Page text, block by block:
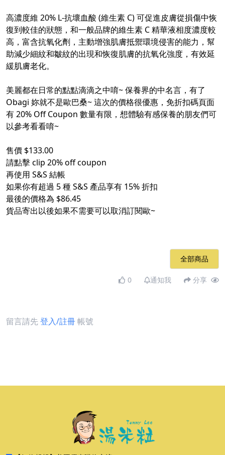
高濃度維 20% L-抗壞血酸 (維生素 C) 可促進皮膚從損傷中恢
復到較佳的狀態，和一般品牌的維生素 C 精華液相度濃度較
高，富含抗氧化劑，主動增強肌膚抵禦環境侵害的能力，幫
助減少細紋和皺紋的出現和恢復肌膚的抗氧化強度，有效延
緩肌膚老化。
美麗都在日常的點點滴滴之中唷~ 保養界的中名言，有了
Obagi 妳就不是歐巴桑~ 這次的價格很優惠，免折扣碼頁面
有 20% Off Coupon 數量有限，想體驗有感保養的朋友們可
以參考看看唷~
售價 $133.00
請點擊 clip 20% off coupon​
再使用 S&S 結帳
如果你有超過 5 種 S&S 產品享有 15% 折扣
最後的價格為 $86.45
貨品寄出以後如果不需要可以取消訂閱歐~
全部商品
0 通知我 分享
留言請先登入/註冊帳號